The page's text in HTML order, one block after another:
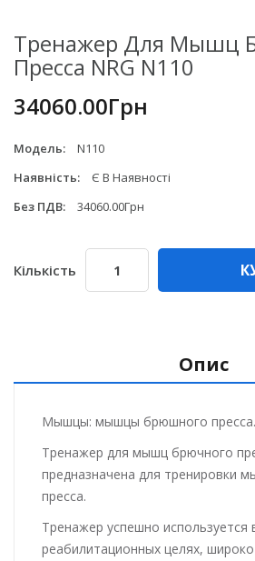
Тренажер Для Мышц
Пресса NRG N110
34060.00Грн
Модель:
N110
Наявність:
Є В Наявності
Без ПДВ:
34060.00Грн
Кількість
Опис
Мышцы: мышцы брюшного пресса.
Тренажер для мышц брючного
предназначена для тренировки
пресса.
Тренажер успешно используется
реабилитационных целях,